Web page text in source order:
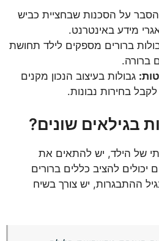
הסבר על הסכנות שבחציית כביש
מידע באינטרנט.
ברורים מספקים לילד תחושת
ברורה.
גבולות בעיצוב הנכון מקנים
בחירות נבונות.
בגילאים שונים?
של הילד, יש להתאים את
יכולים להציב כללים ברורים
ההתבגרות, יש צורך בשיח